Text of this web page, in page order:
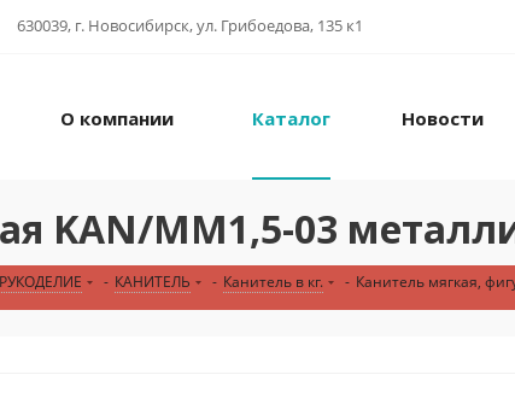
630039, г. Новосибирск, ул. Грибоедова, 135 к1
О компании Каталог Новости
KAN/MM1,5-03
РУКОДЕЛИЕ - КАНИТЕЛЬ - Канитель в кг. - Канитель мягкая,